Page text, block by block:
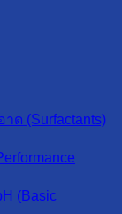
ด (Surfactants)
(Basic